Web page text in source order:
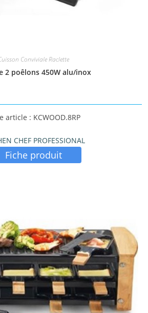
Conviviale Raclette
2 poêlons 450W alu/inox
article : KCWOOD.8RP
CHEF PROFESSIONAL
Fiche produit